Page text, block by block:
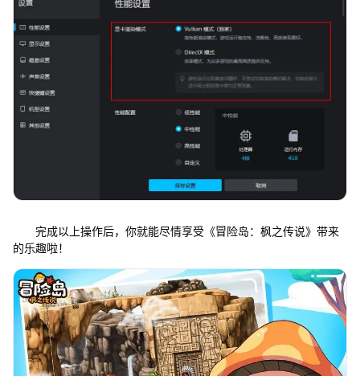
完成以上操作后，你就能尽情享受《冒险岛：枫之传说》带来
的乐趣啦！